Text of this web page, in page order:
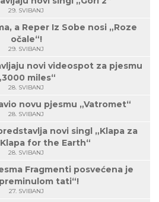
29. SVIBANJ
a Reper Iz Sobe nosi „Roze
očale“!
29. SVIBANJ
novi videospot za pjesmu
miles“
28. SVIBANJ
novu pjesmu „Vatromet“
28. SVIBANJ
novi singl „Klapa za
for the Earth“
28. SVIBANJ
Fragmenti posvećena je
tati“!
27. SVIBANJ